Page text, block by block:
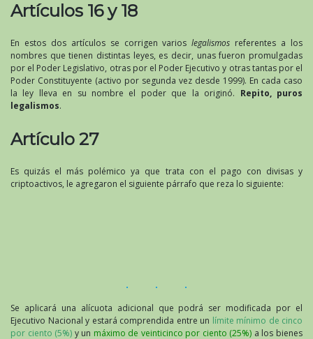
Artículos 16 y 18
En estos dos artículos se corrigen varioslegalismos referentes a los
nombres que tienen distintas leyes, es decir, unas fueron promulgadas
por el Poder Legislativo, otras por el Poder Ejecutivo y otras tantas por el
Poder Constituyente (activo por segunda vez desde 1999). En cada caso
la ley lleva en su nombre el poder que la originó. Repito, puros
legalismos.
Artículo 27
Es quizás el más polémico ya que trata con el pago con divisas y
criptoactivos, le agregaron el siguiente párrafo que reza lo siguiente:
Se aplicará una alícuota adicional que podrá ser modificada por el
Ejecutivo Nacional y estará comprendida entre un límite mínimo de cinco
por ciento (5%) y un máximo de veinticinco por ciento (25%) a los bienes